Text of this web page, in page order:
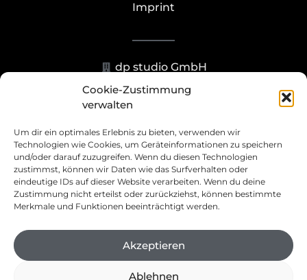
Cookie-Zustimmung
verwalten
Um dir ein optimales Erlebnis zu bieten, verwenden wir
Technologien wie Cookies, um Geräteinformationen zu speichern
und/oder darauf zuzugreifen. Wenn du diesen Technologien
zustimmst, können wir Daten wie das Surfverhalten oder
eindeutige IDs auf dieser Website verarbeiten. Wenn du deine
Zustimmung nicht erteilst oder zurückziehst, können bestimmte
Merkmale und Funktionen beeinträchtigt werden.
Akzeptieren
Ablehnen
Imprint
dp studio GmbH
Hohenzollernstr. 23-25, 40211
Düsseldorf
+49 211 93070273
info@dp.studio
dp studio GmbH – Website by: